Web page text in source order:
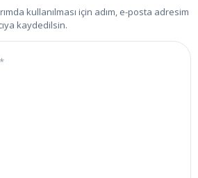
kullanılması için adım, e-posta adresim
kaydedilsin.